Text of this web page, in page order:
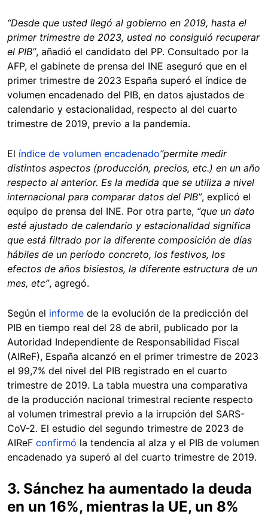
“Desde que usted llegó al gobierno en 2019, hasta el
primer trimestre de 2023, usted no consiguió recuperar
el PIB”, añadió el candidato del PP. Consultado por la
AFP, el gabinete de prensa del INE aseguró que en el
primer trimestre de 2023 España superó el índice de
volumen encadenado del PIB, en datos ajustados de
calendario y estacionalidad, respecto al del cuarto
trimestre de 2019, previo a la pandemia.
El índice de volumen encadenado“permite medir
distintos aspectos (producción, precios, etc.) en un año
respecto al anterior. Es la medida que se utiliza a nivel
internacional para comparar datos del PIB”, explicó el
equipo de prensa del INE. Por otra parte, “que un dato
esté ajustado de calendario y estacionalidad significa
que está filtrado por la diferente composición de días
hábiles de un período concreto, los festivos, los
efectos de años bisiestos, la diferente estructura de un
mes, etc”, agregó.
Según el informe de la evolución de la predicción del
PIB en tiempo real del 28 de abril, publicado por la
Autoridad Independiente de Responsabilidad Fiscal
(AIReF), España alcanzó en el primer trimestre de 2023
el 99,7% del nivel del PIB registrado en el cuarto
trimestre de 2019. La tabla muestra una comparativa
de la producción nacional trimestral reciente respecto
al volumen trimestral previo a la irrupción del SARS-
CoV-2. El estudio del segundo trimestre de 2023 de
AIReF confirmó la tendencia al alza y el PIB de volumen
encadenado ya superó al del cuarto trimestre de 2019.
3. Sánchez ha aumentado la deuda
en un 16%, mientras la UE, un 8%